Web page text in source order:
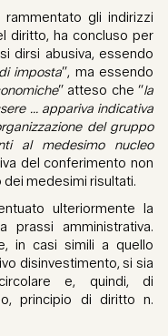
gli indirizzi
diritto, ha concluso per
dirsi abusiva, essendo
imposta”, ma essendo
” atteso che “la
… appariva indicativa
del gruppo
al medesimo nucleo
del conferimento non
medesimi risultati.
ulteriormente la
prassi amministrativa.
in casi simili a quello
disinvestimento, si sia
e, quindi, di
principio di diritto n.